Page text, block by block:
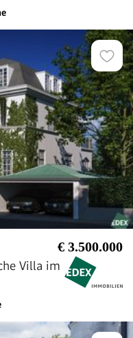
€ 3.500.000
Villa im